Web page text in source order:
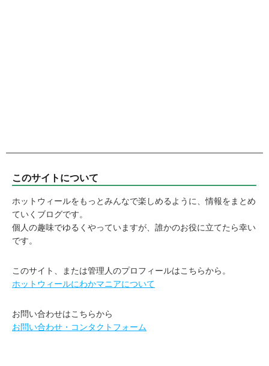
このサイトについて
ホットウィールをもっとみんなで楽しめるように、情報をまとめ
ていくブログです。
個人の趣味でゆるくやっていますが、誰かのお役に立てたら幸い
です。
このサイト、または管理人のプロフィールはこちらから。
ホットウィールにわかマニアについて
お問い合わせはこちらから
お問い合わせ・コンタクトフォーム